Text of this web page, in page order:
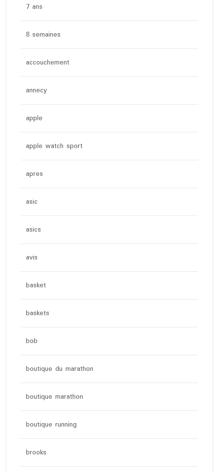
7 ans
8 semaines
accouchement
annecy
apple
apple watch sport
apres
asic
asics
avis
basket
baskets
bob
boutique du marathon
boutique marathon
boutique running
brooks